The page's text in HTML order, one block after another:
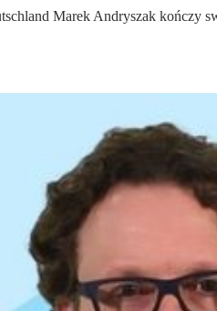
Marek Andryszak